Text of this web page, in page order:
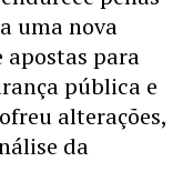
uma nova
apostas para
pública e
alterações,
da